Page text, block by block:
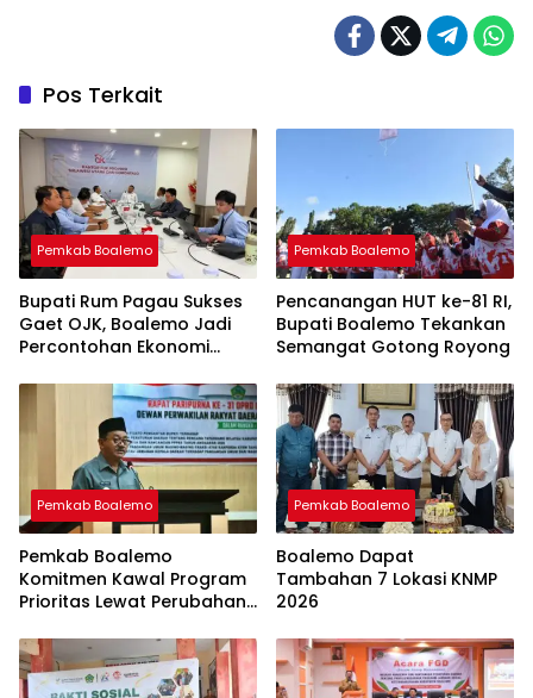
Pos Terkait
Pemkab Boalemo
Bupati Rum Pagau Sukses
Gaet OJK, Boalemo Jadi
Percontohan Ekonomi
Pemkab Boalemo
Pencanangan HUT ke-81 RI,
Bupati Boalemo Tekankan
Semangat Gotong Royong
Pemkab Boalemo
Pemkab Boalemo
Komitmen Kawal Program
Prioritas Lewat Perubahan
Pemkab Boalemo
Boalemo Dapat
Tambahan 7 Lokasi KNMP
2026